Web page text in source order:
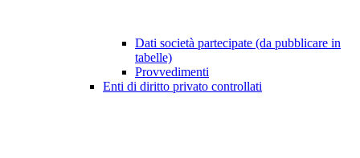
Dati società partecipate (da pubblicare in
tabelle)
Provvedimenti
Enti di diritto privato controllati